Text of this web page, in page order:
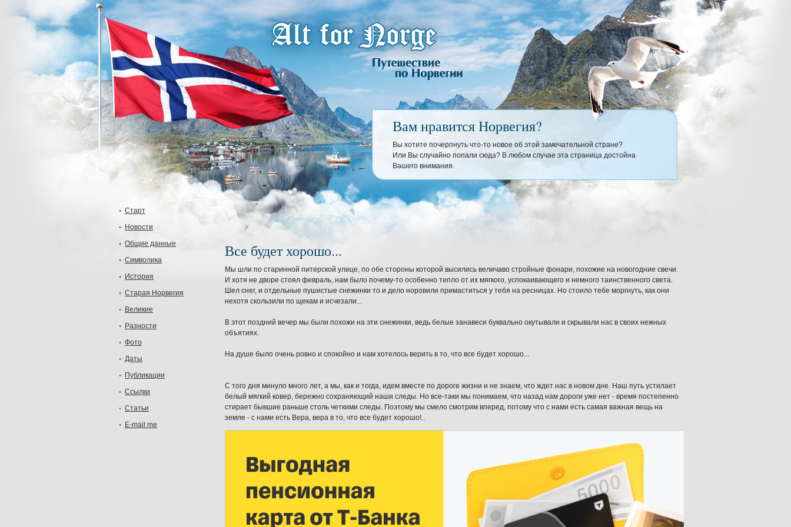
Вам нравится Норвегия?
Вы хотите почерпнуть что-то новое об этой замечательной стране?
Или Вы случайно попали сюда? В любом случае эта страница достойна
Вашего внимания.
Старт
Новости
Общие данные
Символика
История
Старая Норвегия
Великие
Разности
Фото
Даты
Публикации
Ссылки
Статьи
E-mail me
Все будет хорошо...
Мы шли по старинной питерской улице, по обе стороны которой высились величаво стройные фонари, похожие на новогодние свечи.
И хотя не дворе стоял февраль, нам было почему-то особенно тепло от их мягкого, успокаивающего и немного таинственного света.
Шел снег, и отдельные пушистые снежинки то и дело норовили примаститься у тебя на ресницах. Но стоило тебе моргнуть, как они
нехотя скользили по щекам и исчезали...
В этот поздний вечер мы были похожи на эти снежинки, ведь белые занавеси буквально окутывали и скрывали нас в своих нежных
объятиях.
На душе было очень ровно и спокойно и нам хотелось верить в то, что все будет хорошо...
С того дня минуло много лет, а мы, как и тогда, идем вместе по дороге жизни и не знаем, что ждет нас в новом дне. Наш путь устилает
белый мягкий ковер, бережно сохраняющий наши следы. Но все-таки мы понимаем, что назад нам дороги уже нет - время постепенно
стирает бывшие раньше столь четкими следы. Поэтому мы смело смотрим вперед, потому что с нами есть самая важная вещь на
земле - с нами есть Вера, вера в то, что все будет хорошо!..